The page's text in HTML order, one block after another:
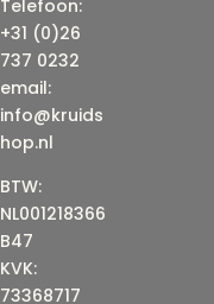
Telefoon:
+31 (0)26
737 0232
email:
info@kruids
hop.nl
BTW:
NL001218366
B47
KVK:
73368717